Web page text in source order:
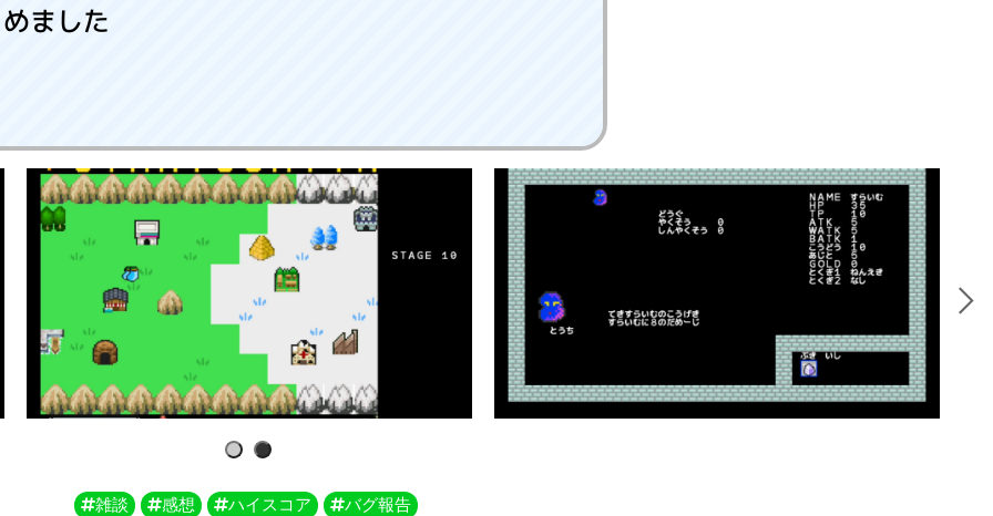
ました
1 2
雑談 感想 ハイスコア バグ報告